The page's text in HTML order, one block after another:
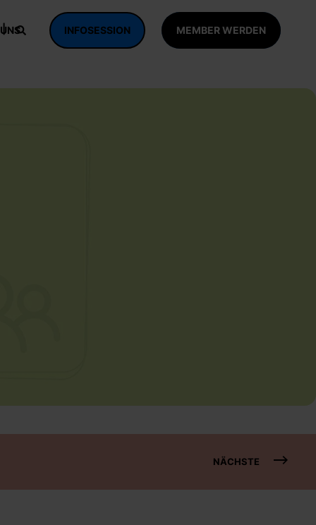
INFOSESSION MEMBER WERDEN
NÄCHSTE